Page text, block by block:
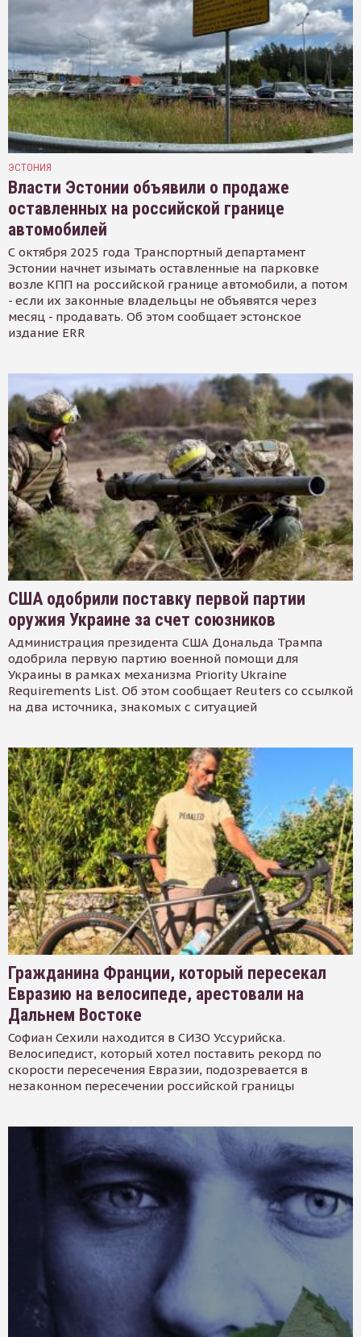
ЭСТОНИЯ
Власти Эстонии объявили о продаже
оставленных на российской границе
автомобилей
С октября 2025 года Транспортный департамент
Эстонии начнет изымать оставленные на парковке
возле КПП на российской границе автомобили, а потом
- если их законные владельцы не объявятся через
месяц - продавать. Об этом сообщает эстонское
издание ERR
США одобрили поставку первой партии
оружия Украине за счет союзников
Администрация президента США Дональда Трампа
одобрила первую партию военной помощи для
Украины в рамках механизма Priority Ukraine
Requirements List. Об этом сообщает Reuters со ссылкой
на два источника, знакомых с ситуацией
Гражданина Франции, который пересекал
Евразию на велосипеде, арестовали на
Дальнем Востоке
Софиан Сехили находится в СИЗО Уссурийска.
Велосипедист, который хотел поставить рекорд по
скорости пересечения Евразии, подозревается в
незаконном пересечении российской границы